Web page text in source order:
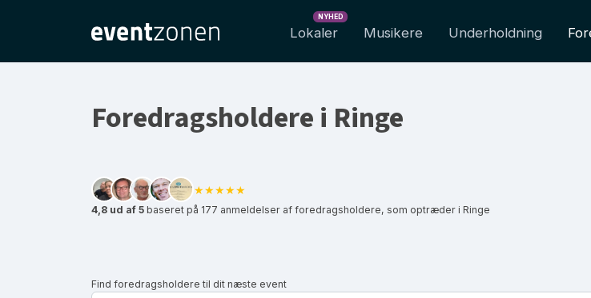
Lokaler
NYHED
Musikere Underholdning
Foredragsholdere i Ringe
★★★★★
4,8 ud af 5 baseret på 177 anmeldelser af foredragsholdere, som optræder i Ringe
Find foredragsholdere til dit næste event